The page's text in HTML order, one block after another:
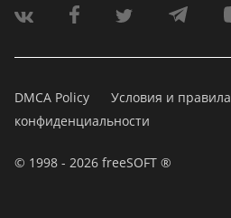
DMCA Policy Условия и правила
конфиденциальности
© 1998 - 2026 freeSOFT ®